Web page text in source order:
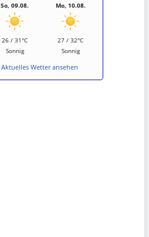
So, 09.08.
26 / 31°C
Sonnig
Mo, 10.08.
27 / 32°C
Sonnig
Aktuelles Wetter ansehen